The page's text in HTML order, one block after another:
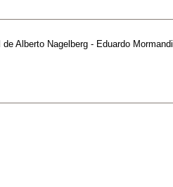
de Alberto Nagelberg - Eduardo Mormandi